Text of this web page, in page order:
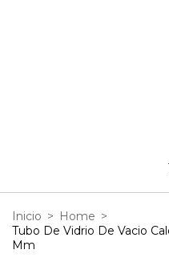
Inicio > Home >
Tubo De Vidrio De Vacio
Mm